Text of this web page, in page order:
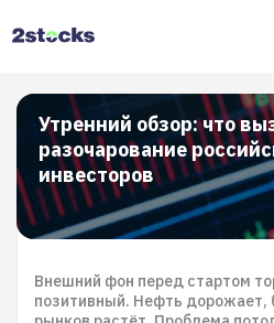
Утренний обзор: что
разочарование
инвесторов
Внешний фон перед стартом
позитивный. Нефть дорожает,